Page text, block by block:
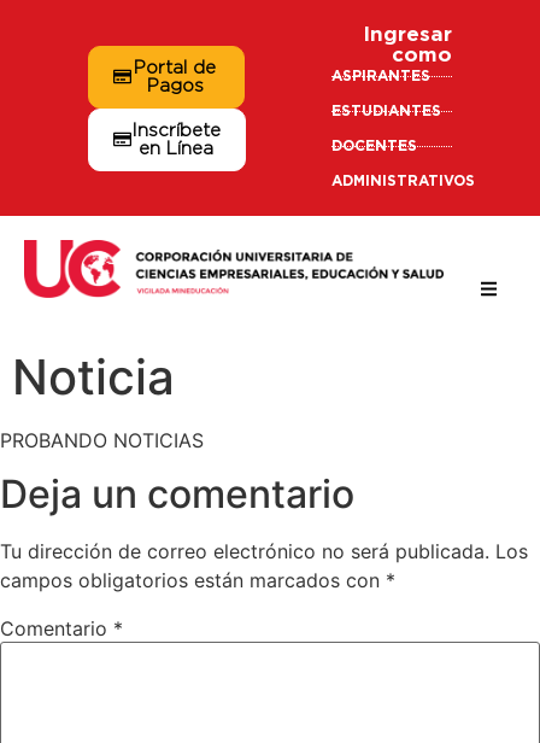
Portal de
Pagos
Inscríbete
en Línea
Ingresar
como
ASPIRANTES
ESTUDIANTES
DOCENTES
ADMINISTRATIVOS
Noticia
PROBANDO NOTICIAS
Deja un comentario
Tu dirección de correo electrónico no será publicada. Los
campos obligatorios están marcados con *
Comentario *